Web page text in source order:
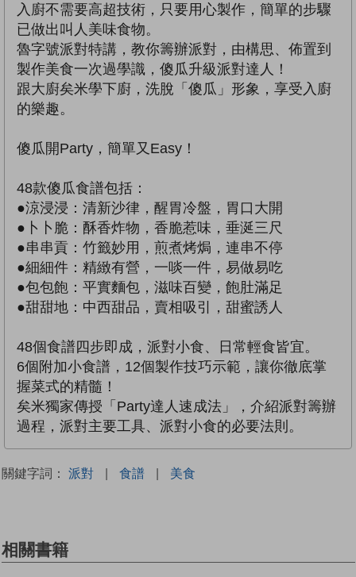
入廚不需要高超技術，只要用心製作，簡單的步驟
已做出叫人美味食物。
魯字號派對特講，教你籌辦派對，由構思、佈置到
製作美食一次過學識，傻瓜升級派對達人！
跟大廚矣米學下廚，洗脫「傻瓜」形象，享受入廚
的樂趣。
傻瓜開Party，簡單又Easy！
48款傻瓜食譜包括：
●涼浸浸：清新沙律，醒胃冷盤，胃口大開
●卜卜脆：酥香炸物，香脆惹味，垂涎三尺
●串串貢：竹籤妙用，煎煮烤焗，連串不停
●細細件：精緻有營，一啖一件，易做易吃
●包包飽：平實麵包，滋味百變，飽肚滿足
●甜甜地：中西甜品，賣相吸引，甜蜜誘人
48個食譜四步即成，派對小食、日常輕食皆宜。
6個附加小食譜，12個製作技巧示範，讓你徹底掌
握菜式的精髓！
矣米獨家傳授「Party達人速成法」，介紹派對籌辦
過程，派對主要工具、派對小食的必要法則。
關鍵字詞： 派對 | 食譜 | 美食
相關書籍